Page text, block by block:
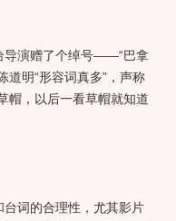
演赠了个绰号——“巴拿
道明“形容词真多”，声称
帽，以后一看草帽就知道
词的合理性，尤其影片